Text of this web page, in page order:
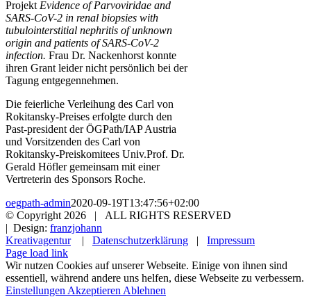
Projekt Evidence of Parvoviridae and
SARS-CoV-2 in renal biopsies with
tubulointerstitial nephritis of unknown
origin and patients of SARS-CoV-2
infection. Frau Dr. Nackenhorst konnte
ihren Grant leider nicht persönlich bei der
Tagung entgegennehmen.
Die feierliche Verleihung des Carl von
Rokitansky-Preises erfolgte durch den
Past-president der ÖGPath/IAP Austria
und Vorsitzenden des Carl von
Rokitansky-Preiskomitees Univ.Prof. Dr.
Gerald Höfler gemeinsam mit einer
Vertreterin des Sponsors Roche.
oegpath-admin2020-09-19T13:47:56+02:00
© Copyright 2026 | ALL RIGHTS RESERVED
| Design: franzjohann
Kreativagentur| Datenschutzerklärung | Impressum
Page load link
Wir nutzen Cookies auf unserer Webseite. Einige von ihnen sind
essentiell, während andere uns helfen, diese Webseite zu verbessern.
Einstellungen Akzeptieren Ablehnen